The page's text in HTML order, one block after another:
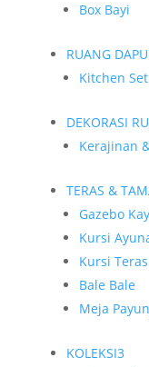
Box Bayi
RUANG
Kitchen Set
DEKORASI
Kerajinan
TERAS &
Gazebo
Kursi
Kursi Teras
Bale Bale
Meja
KOLEKSI3